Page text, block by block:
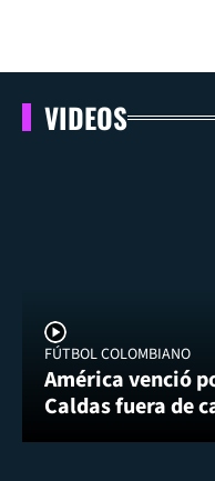
VIDEOS
FÚTBOL COLOMBIANO
América venció
Caldas fuera de